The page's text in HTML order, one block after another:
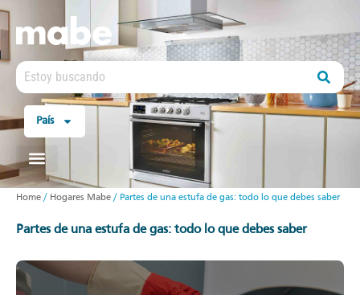
País
Home / Hogares Mabe / Partes de una estufa de gas: todo lo que debes saber
partes de una estufa de gas: todo lo que debes saber